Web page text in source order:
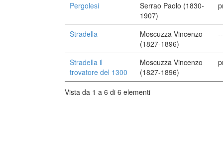
Pergolesi
Serrao Paolo (1830-
1907)
Stradella
Moscuzza Vincenzo
(1827-1896)
--
Stradella il
trovatore del 1300
Moscuzza Vincenzo
(1827-1896)
Vista da 1 a 6 di 6 elementi